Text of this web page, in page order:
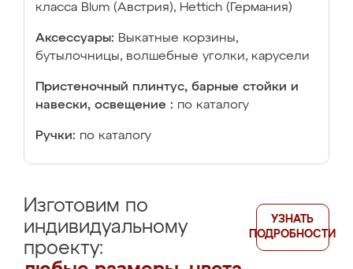
класса Blum (Австрия), Hettich (Германия)
Аксессуары: Выкатные корзины,
бутылочницы, волшебные уголки, карусели
Пристеночный плинтус, барные стойки и
навески, освещение : по каталогу
Ручки: по каталогу
Изготовим по
индивидуальному
проекту:
УЗНАТЬ
ПОДРОБНОСТИ